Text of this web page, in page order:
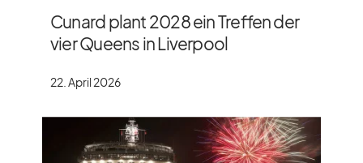
Cunard plant 2028 ein Treffen der
vier Queens in Liverpool
22. April 2026